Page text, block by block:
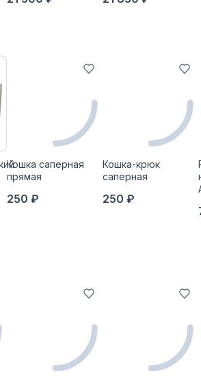
Кошка саперная
прямая
250 ₽
Кошка-крюк
саперная
250 ₽